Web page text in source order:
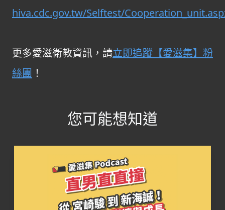
hiva.cdc.gov.tw/Selftest/
更多愛滋衛教資訊，請立即追蹤【愛滋集】粉
絲團 ！
您可能想知道